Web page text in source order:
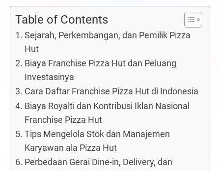
Table of Contents
Sejarah, Perkembangan, dan Pemilik Pizza
Hut
Biaya Franchise Pizza Hut dan Peluang
Investasinya
Cara Daftar Franchise Pizza Hut di Indonesia
Biaya Royalti dan Kontribusi Iklan Nasional
Franchise Pizza Hut
Tips Mengelola Stok dan Manajemen
Karyawan ala Pizza Hut
Perbedaan Gerai Dine-in, Delivery, dan